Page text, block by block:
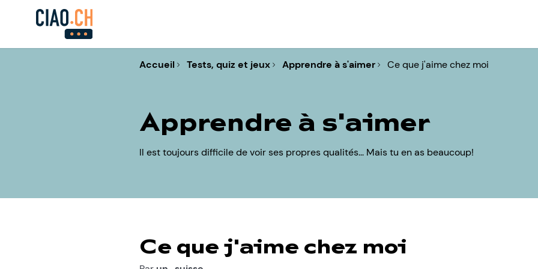
Accueil Tests, quiz et jeux Apprendre à s'aimer Ce que j'aime chez moi
Apprendre à s'aimer
Il est toujours difficile de voir ses propres qualités... Mais tu en as beaucoup!
Ce que j'aime chez moi